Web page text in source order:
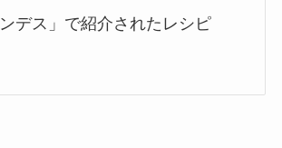
ンデス」で紹介されたレシピ